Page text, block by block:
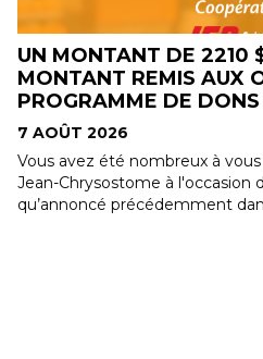
UN MONTANT DE 2210
MONTANT REMIS AUX
PROGRAMME DE
7 AOÛT 2026
Vous avez été nombreux à
Jean-Chrysostome à l'occasion
qu’annoncé précédemment